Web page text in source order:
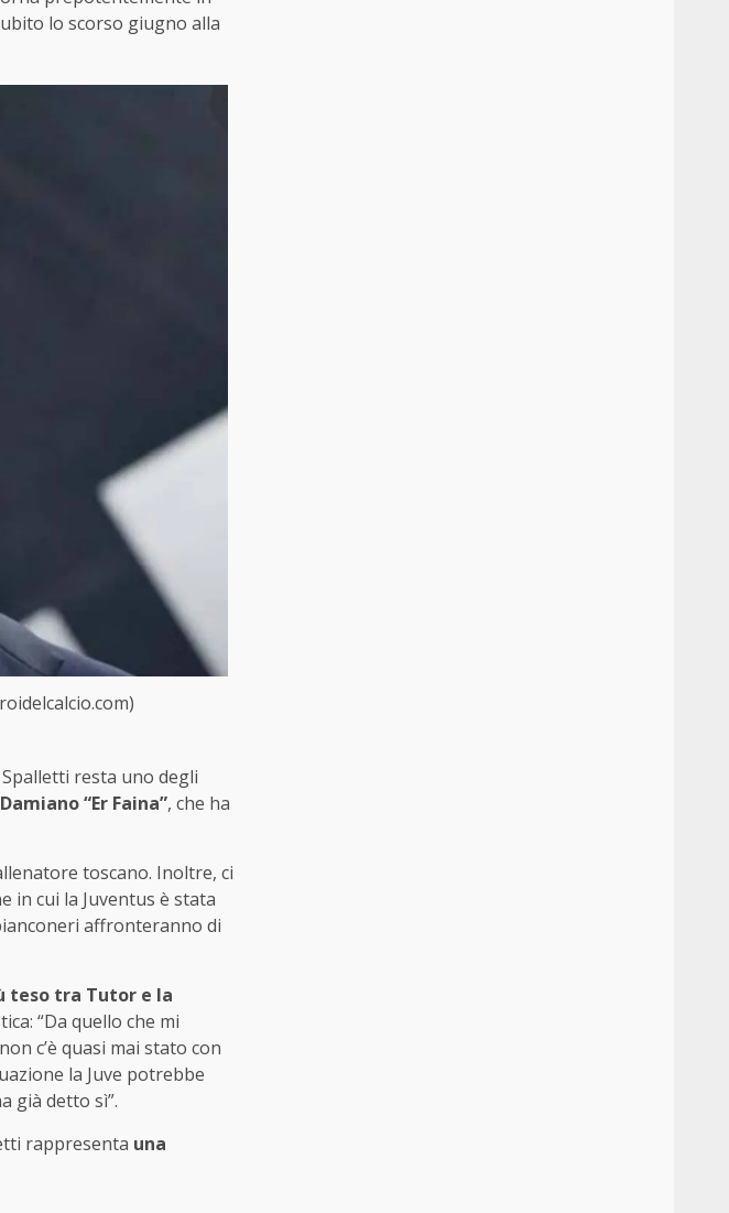
lo scorso giugno alla
Spalletti resta uno degli
Damiano “Er Faina”, che ha
toscano. Inoltre, ci
in cui la Juventus è stata
affronteranno di
teso tra Tutor e la
“Da quello che mi
c’è quasi mai stato con
la Juve potrebbe
già detto sì”.
rappresenta una